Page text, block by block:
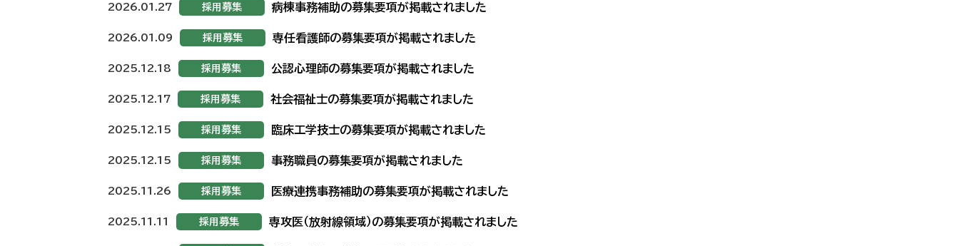
2026.01.27 採用募集 病棟事務補助の募集要項が掲載されました
2026.01.09 採用募集 専任看護師の募集要項が掲載されました
2025.12.18 採用募集 公認心理師の募集要項が掲載されました
2025.12.17 採用募集 社会福祉士の募集要項が掲載されました
2025.12.15 採用募集 臨床工学技士の募集要項が掲載されました
2025.12.15 採用募集 事務職員の募集要項が掲載されました
2025.11.26 採用募集 医療連携事務補助の募集要項が掲載されました
2025.11.11 採用募集 専攻医（放射線領域）の募集要項が掲載されました